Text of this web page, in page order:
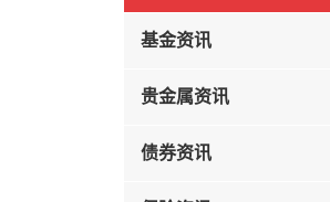
基金资讯
贵金属资讯
债券资讯